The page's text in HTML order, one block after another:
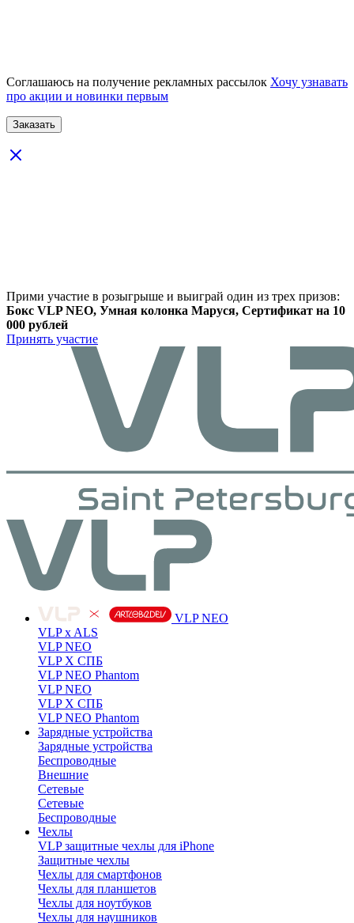
Соглашаюсь на получение рекламных рассылок Хочу узнавать
про акции и новинки первым
Прими участие в розыгрыше и выиграй один из трех призов:
Бокс VLP NEO, Умная колонка Маруся, Сертификат на 10
000 рублей
Принять участие
VLP NEO
VLP x ALS
VLP NEO
VLP X СПБ
VLP NEO Phantom
VLP NEO
VLP X СПБ
VLP NEO Phantom
Зарядные устройства
Зарядные устройства
Беспроводные
Внешние
Сетевые
Сетевые
Беспроводные
Чехлы
VLP защитные чехлы для iPhone
Защитные чехлы
Чехлы для смартфонов
Чехлы для планшетов
Чехлы для ноутбуков
Чехлы для наушников